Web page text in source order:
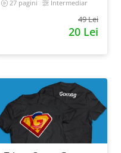
27 pagini Intermediar
49 Lei
20 Lei